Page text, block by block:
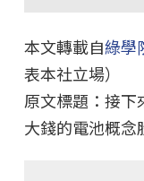
本文轉載自綠學
表本社立場）
原文標題：接下
大錢的電池概念